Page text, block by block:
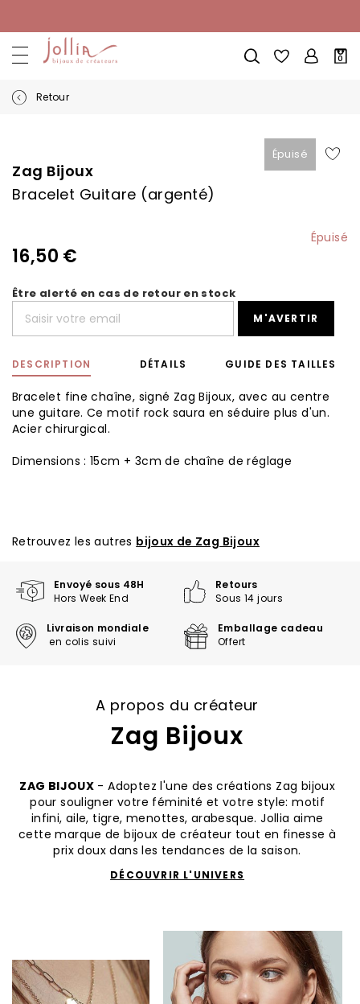
au
contenu
Mon
0
Retour
Zag Bijoux
Bracelet Guitare (argenté)
Épuisé
16,50 €
Être alerté en cas de retour en stock
M'AVERTIR
DESCRIPTION
Bracelet fine chaîne, signé Zag Bijoux, avec au centre
une guitare. Ce motif rock saura en séduire plus d'un.
Acier chirurgical.
Dimensions : 15cm + 3cm de chaîne de réglage
Retrouvez les autres bijoux de Zag Bijoux
DÉTAILS GUIDE DES TAILLES
Épuisé
the
end
of
the
beginning
of
Envoyé sous 48H
Hors Week End
Retours
Sous 14 jours
Livraison mondiale
en colis suivi
Emballage cadeau
Offert
A propos du créateur
Zag Bijoux
ZAG BIJOUX - Adoptez l'une des créations Zag bijoux
pour souligner votre féminité et votre style: motif
infini, aile, tigre, menottes, arabesque. Jollia aime
cette marque de bijoux de créateur tout en finesse à
prix doux dans les tendances de la saison.
DÉCOUVRIR L'UNIVERS